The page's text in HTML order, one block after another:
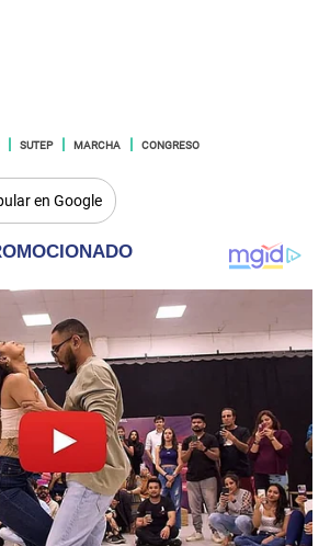
SUTEP MARCHA CONGRESO
en Google